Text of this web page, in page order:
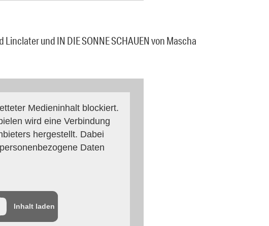
Linclater und IN DIE SONNE SCHAUEN von Mascha
Medieninhalt blockiert.
wird eine Verbindung
hergestellt. Dabei
Daten
Inhalt laden